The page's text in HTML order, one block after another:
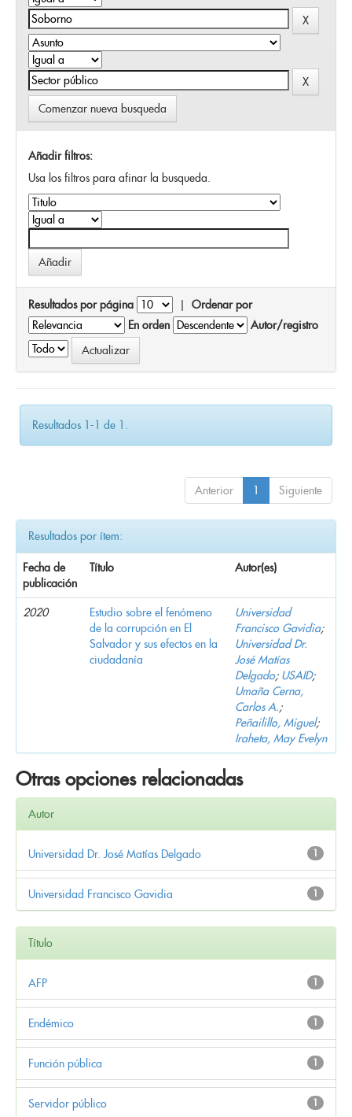
Comenzar nueva busqueda
Añadir filtros:
Usa los filtros para afinar la busqueda.
Resultados por página | Ordenar por
En orden
Autor/registro
Resultados 1-1 de 1.
Anterior 1 Siguiente
Resultados por ítem:
Fecha de
publicación
Título Autor(es)
2020
Estudio sobre el fenómeno
de la corrupción en El
Salvador y sus efectos en la
ciudadanía
Universidad
Francisco Gavidia;
Universidad Dr.
José Matías
Delgado; USAID;
Umaña Cerna,
Carlos A.;
Peñailillo, Miguel;
Iraheta, May Evelyn
Otras opciones relacionadas
Autor
1
Universidad Dr. José Matías Delgado
1
Universidad Francisco Gavidia
Título
1
AFP
1
Endémico
1
Función pública
1
Servidor público